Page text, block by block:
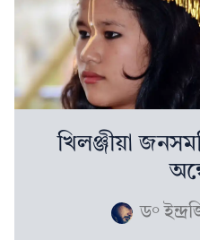
খিলঞ্জীয়া
ড°